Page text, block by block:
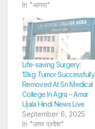
In "आगरा"
Life-saving Surgery:
13kg Tumor Successfully
Removed At Sn Medical
College In Agra – Amar
Ujala Hindi News Live
September 6, 2025
In "उत्तर प्रदेश"